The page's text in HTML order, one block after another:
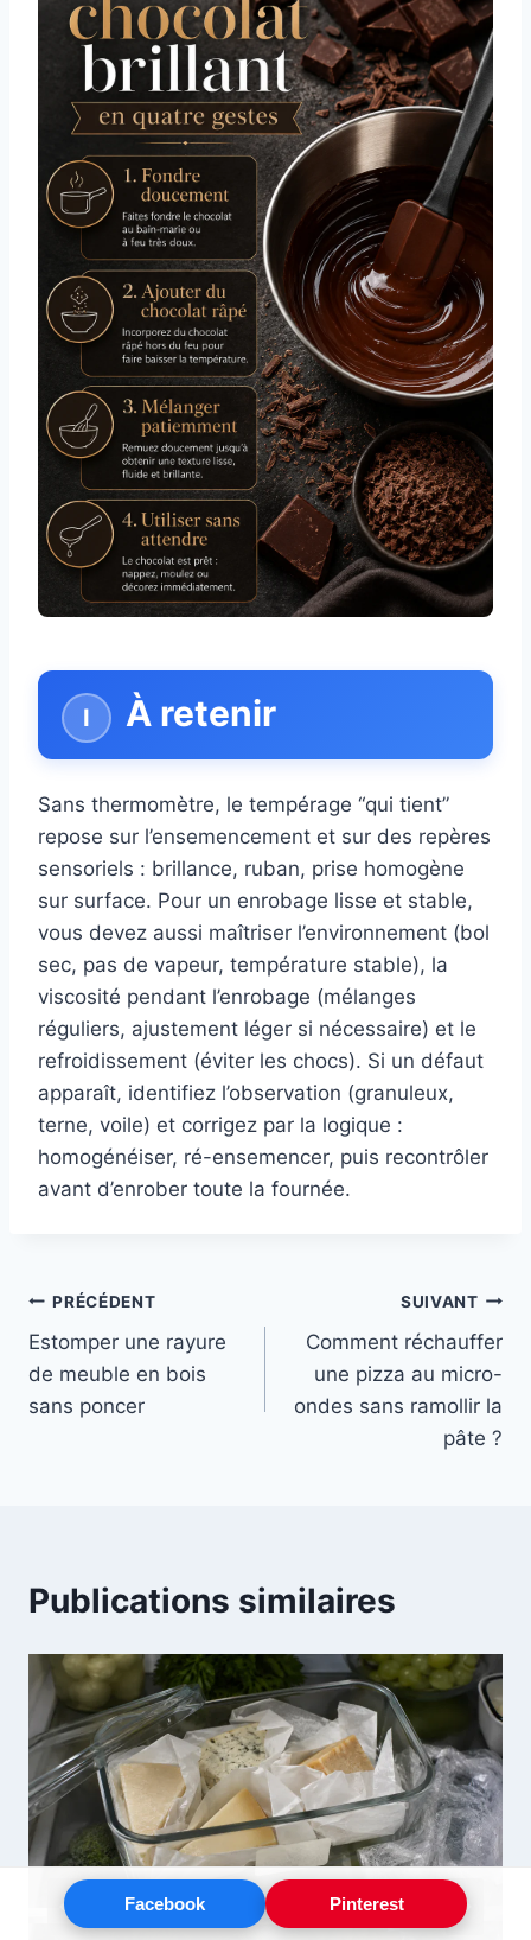
À retenir
Sans thermomètre, le tempérage “qui tient”
repose sur l’ensemencement et sur des repères
sensoriels : brillance, ruban, prise homogène
sur surface. Pour un enrobage lisse et stable,
vous devez aussi maîtriser l’environnement (bol
sec, pas de vapeur, température stable), la
viscosité pendant l’enrobage (mélanges
réguliers, ajustement léger si nécessaire) et le
refroidissement (éviter les chocs). Si un défaut
apparaît, identifiez l’observation (granuleux,
terne, voile) et corrigez par la logique :
homogénéiser, ré-ensemencer, puis recontrôler
avant d’enrober toute la fournée.
Navigation
de
l’article
PRÉCÉDENT
Estomper une rayure
de meuble en bois
sans poncer
SUIVANT
Comment réchauffer
une pizza au micro-
ondes sans ramollir la
pâte ?
Publications similaires
Facebook Pinterest